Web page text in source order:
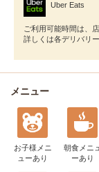
Uber Eats
ご利用可能時間は、
詳しくは各デリバリ
メニュー
お子様メニ
ューあり
朝食メニュ
ーあり